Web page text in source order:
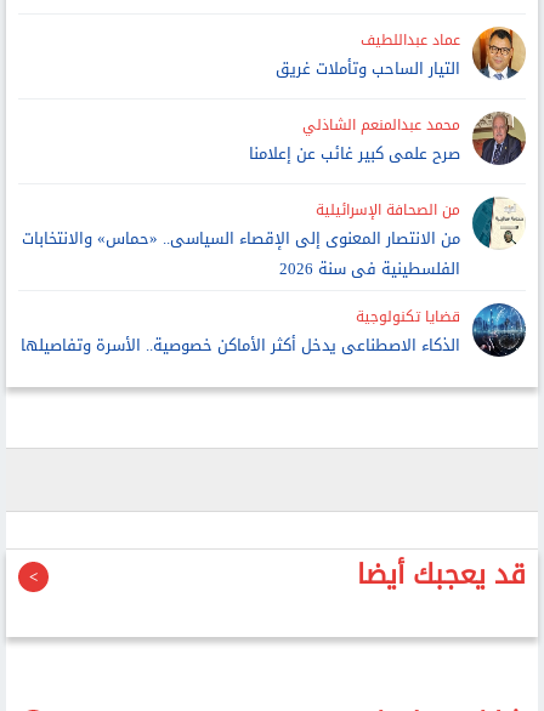
عماد عبداللطيف
التيار الساحب وتأملات غريق
محمد عبدالمنعم الشاذلي
صرح علمى كبير غائب عن إعلامنا
من الصحافة الإسرائيلية
من الانتصار المعنوى إلى الإقصاء السياسى.. «حماس» والانتخابات
الفلسطينية فى سنة 2026
قضايا تكنولوجية
الذكاء الاصطناعى يدخل أكثر الأماكن خصوصية.. الأسرة وتفاصيلها
قد يعجبك أيضا